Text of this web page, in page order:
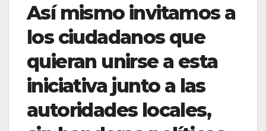
Así mismo invitamos a
los ciudadanos que
quieran unirse a esta
iniciativa junto a las
autoridades locales,